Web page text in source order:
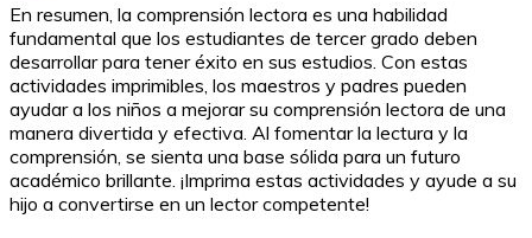
En resumen, la comprensión lectora es una habilidad
fundamental que los estudiantes de tercer grado deben
desarrollar para tener éxito en sus estudios. Con estas
actividades imprimibles, los maestros y padres pueden
ayudar a los niños a mejorar su comprensión lectora de una
manera divertida y efectiva. Al fomentar la lectura y la
comprensión, se sienta una base sólida para un futuro
académico brillante. ¡Imprima estas actividades y ayude a su
hijo a convertirse en un lector competente!